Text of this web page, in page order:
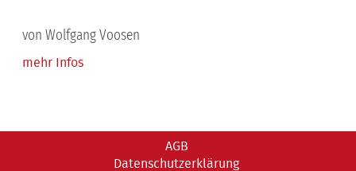
von Wolfgang Voosen
mehr Infos
AGB
Datenschutzerklärung